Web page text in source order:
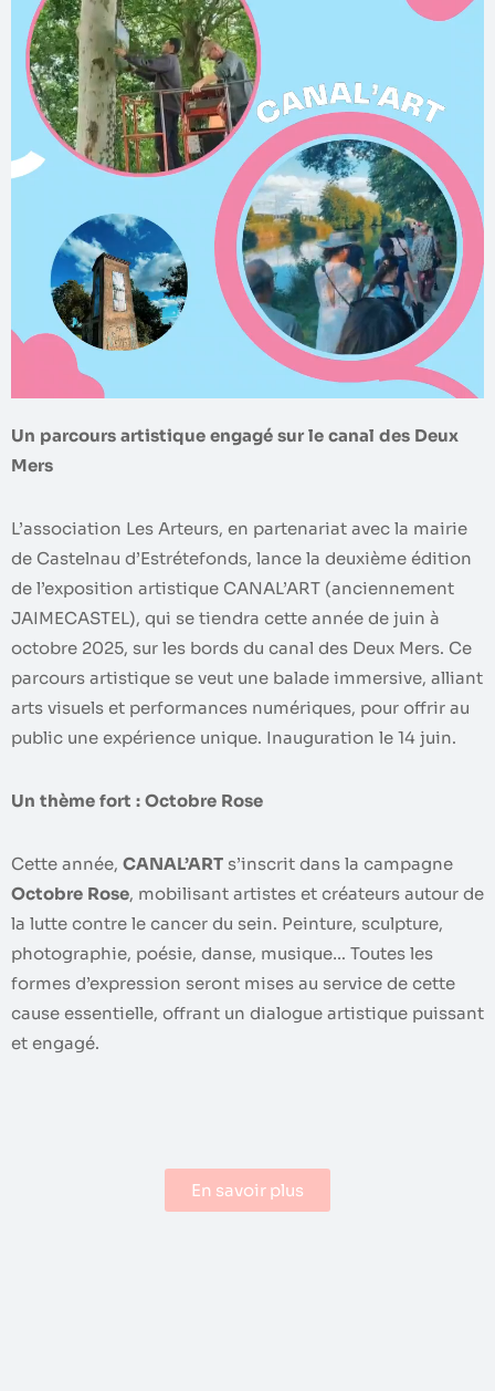
Un parcours artistique engagé sur le canal des Deux
Mers
L’association Les Arteurs, en partenariat avec la mairie
de Castelnau d’Estrétefonds, lance la deuxième édition
de l’exposition artistique CANAL’ART (anciennement
JAIMECASTEL), qui se tiendra cette année de juin à
octobre 2025, sur les bords du canal des Deux Mers. Ce
parcours artistique se veut une balade immersive, alliant
arts visuels et performances numériques, pour offrir au
public une expérience unique. Inauguration le 14 juin.
Un thème fort : Octobre Rose
Cette année, CANAL’ART s’inscrit dans la campagne
Octobre Rose, mobilisant artistes et créateurs autour de
la lutte contre le cancer du sein. Peinture, sculpture,
photographie, poésie, danse, musique… Toutes les
formes d’expression seront mises au service de cette
cause essentielle, offrant un dialogue artistique puissant
et engagé.
En savoir plus